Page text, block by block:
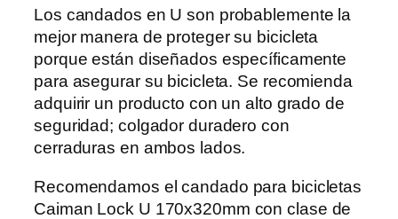
Los candados en U son probablemente la
mejor manera de proteger su bicicleta
porque están diseñados específicamente
para asegurar su bicicleta. Se recomienda
adquirir un producto con un alto grado de
seguridad; colgador duradero con
cerraduras en ambos lados.
Recomendamos el candado para bicicletas
Caiman Lock U 170x320mm con clase de